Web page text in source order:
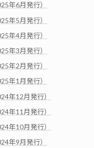
年6月発行）
年5月発行）
年4月発行）
年3月発行）
年2月発行）
年1月発行）
年12月発行）
年11月発行）
年10月発行）
年9月発行）